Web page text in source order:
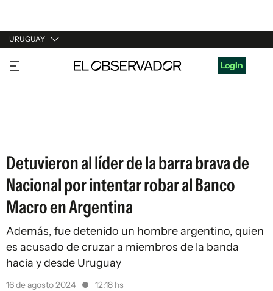
URUGUAY
URUGUAY
ARGENTINA
Login
Detuvieron al líder de la barra brava de
Nacional por intentar robar al Banco
Macro en Argentina
Además, fue detenido un hombre argentino, quien
es acusado de cruzar a miembros de la banda
hacia y desde Uruguay
16 de agosto 2024 12:18 hs